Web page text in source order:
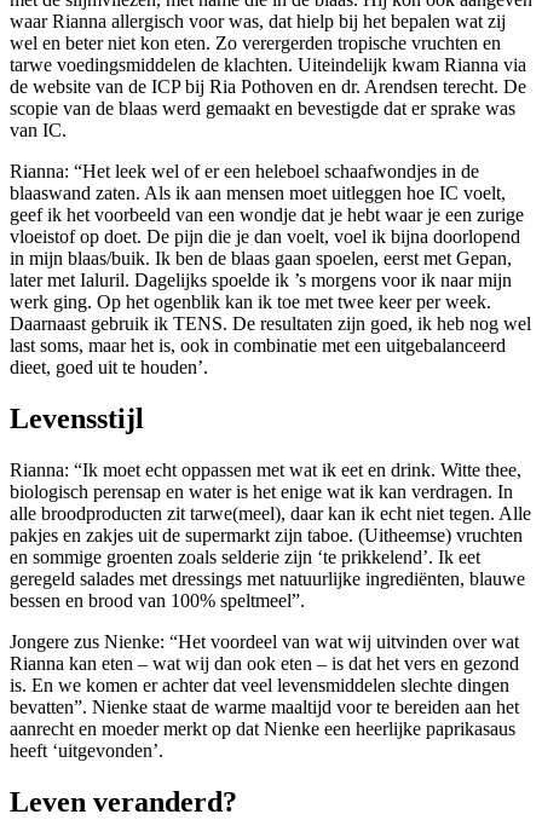
waar Rianna allergisch voor was, dat hielp bij het bepalen wat zij
wel en beter niet kon eten. Zo verergerden tropische vruchten en
tarwe voedingsmiddelen de klachten. Uiteindelijk kwam Rianna via
de website van de ICP bij Ria Pothoven en dr. Arendsen terecht. De
scopie van de blaas werd gemaakt en bevestigde dat er sprake was
van IC.
Rianna: “Het leek wel of er een heleboel schaafwondjes in de
blaaswand zaten. Als ik aan mensen moet uitleggen hoe IC voelt,
geef ik het voorbeeld van een wondje dat je hebt waar je een zurige
vloeistof op doet. De pijn die je dan voelt, voel ik bijna doorlopend
in mijn blaas/buik. Ik ben de blaas gaan spoelen, eerst met Gepan,
later met Ialuril. Dagelijks spoelde ik ’s morgens voor ik naar mijn
werk ging. Op het ogenblik kan ik toe met twee keer per week.
Daarnaast gebruik ik TENS. De resultaten zijn goed, ik heb nog wel
last soms, maar het is, ook in combinatie met een uitgebalanceerd
dieet, goed uit te houden’.
Levensstijl
Rianna: “Ik moet echt oppassen met wat ik eet en drink. Witte thee,
biologisch perensap en water is het enige wat ik kan verdragen. In
alle broodproducten zit tarwe(meel), daar kan ik echt niet tegen. Alle
pakjes en zakjes uit de supermarkt zijn taboe. (Uitheemse) vruchten
en sommige groenten zoals selderie zijn ‘te prikkelend’. Ik eet
geregeld salades met dressings met natuurlijke ingrediënten, blauwe
bessen en brood van 100% speltmeel”.
Jongere zus Nienke: “Het voordeel van wat wij uitvinden over wat
Rianna kan eten – wat wij dan ook eten – is dat het vers en gezond
is. En we komen er achter dat veel levensmiddelen slechte dingen
bevatten”. Nienke staat de warme maaltijd voor te bereiden aan het
aanrecht en moeder merkt op dat Nienke een heerlijke paprikasaus
heeft ‘uitgevonden’.
Leven veranderd?